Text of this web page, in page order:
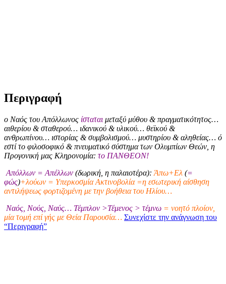
Περιγραφή
ο Ναός του Απόλλωνος ίσταται μεταξύ μύθου & πραγματικότητος…
αιθερίου & σταθερού… ιδανικού & υλικού… θεϊκού &
ανθρωπίνου… ιστορίας & συμβολισμού… μυστηρίου & αληθείας… ό
εστί το φιλοσοφικό & πνευματικό σύστημα των Ολυμπίων Θεών, η
Προγονική μας Κληρονομία: το ΠΑΝΘΕΟΝ!
Απόλλων = Απέλλων (δωρική, η παλαιοτέρα): Άπω+Ελ (=
φώς)+λούων = Υπερκοσμία Ακτινοβολία =η εσωτερική αίσθηση
αντιλήψεως φορτιζομένη με την βοήθεια του Ηλίου…
Ναός, Νούς, Ναύς… Τέμπλον >Τέμενος > τέμνω = νοητό πλοίον,
μία τομή επί γής με Θεία Παρουσία… Συνεχίστε την ανάγνωση του
“Περιγραφή”